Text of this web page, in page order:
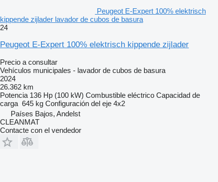
Peugeot E-Expert 100% elektrisch
kippende zijlader lavador de cubos de basura
24
Peugeot E-Expert 100% elektrisch kippende zijlader
Precio a consultar
Vehículos municipales - lavador de cubos de basura
2024
26.362 km
Potencia 136 Hp (100 kW) Combustible eléctrico Capacidad de
carga 645 kg Configuración del eje 4x2
Países Bajos, Andelst
CLEANMAT
Contacte con el vendedor